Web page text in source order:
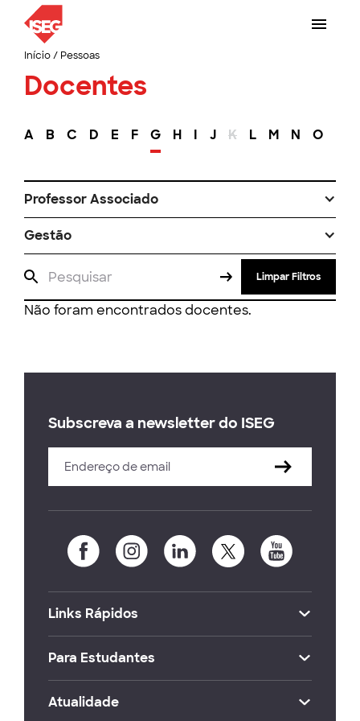
Início/ Pessoas
Docentes
A B C D E F G H I J K L M N O
Professor Associado
Gestão
Limpar Filtros
Não foram encontrados docentes.
Subscreva a newsletter do ISEG
Links Rápidos
Para Estudantes
Atualidade